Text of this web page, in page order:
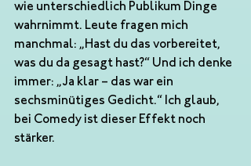
wie unterschiedlich Publikum Dinge
wahrnimmt. Leute fragen mich
manchmal: „Hast du das vorbereitet,
was du da gesagt hast?“ Und ich denke
immer: „Ja klar – das war ein
sechsminütiges Gedicht.“ Ich glaub,
bei Comedy ist dieser Effekt noch
stärker.